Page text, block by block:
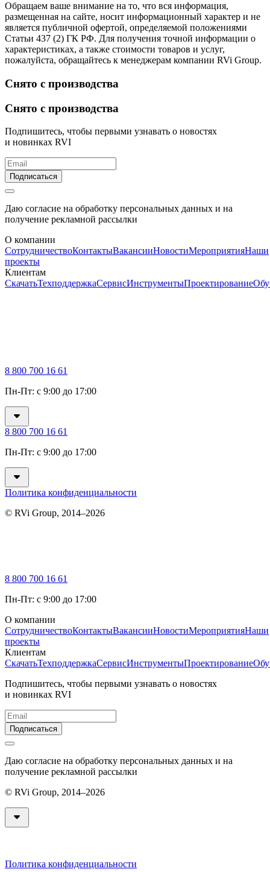
Обращаем ваше внимание на то, что вся информация,
размещенная на сайте, носит информационный характер и не
является публичной офертой, определяемой положениями
Статьи 437 (2) ГК РФ. Для получения точной информации о
характеристиках, а также стоимости товаров и услуг,
пожалуйста, обращайтесь к менеджерам компании RVi Group.
Снято с производства
Снято с производства
Подпишитесь, чтобы первыми узнавать о новостях
и новинках RVI
Подписаться
Даю согласие на обработку персональных данных и на
получение рекламной рассылки
О компании
СотрудничествоКонтактыВакансииНовостиМероприятияНаши
проекты
Клиентам
СкачатьТехподдержкаСервисИнструментыПроектирование
8 800 700 16 61
Пн-Пт: с 9:00 до 17:00
8 800 700 16 61
Пн-Пт: с 9:00 до 17:00
Политика конфиденциальности
© RVi Group, 2014–2026
8 800 700 16 61
Пн-Пт: с 9:00 до 17:00
О компании
СотрудничествоКонтактыВакансииНовостиМероприятияНаши
проекты
Клиентам
СкачатьТехподдержкаСервисИнструментыПроектирование
Подпишитесь, чтобы первыми узнавать о новостях
и новинках RVI
Подписаться
Даю согласие на обработку персональных данных и на
получение рекламной рассылки
© RVi Group, 2014–2026
Политика конфиденциальности